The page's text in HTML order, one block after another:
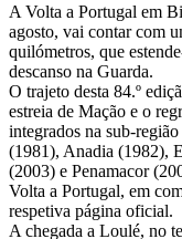
A Volta a Portugal em
agosto, vai contar com
quilómetros, que
descanso na Guarda.
O trajeto desta 84.º
estreia de Mação e o
integrados na sub-
(1981), Anadia (1982),
(2003) e Penamacor
Volta a Portugal, em
respetiva página oficial.
A chegada a Loulé, no